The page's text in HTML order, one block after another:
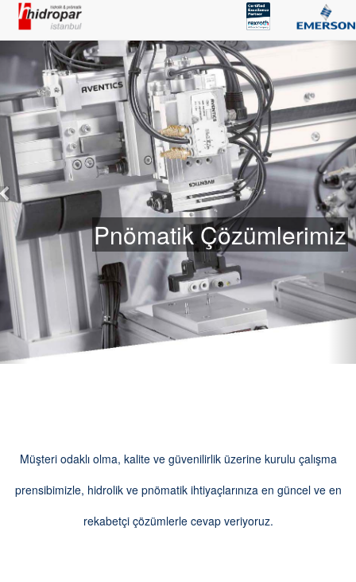
Pnömatik Çözümlerimiz
Müşteri odaklı olma, kalite ve güvenilirlik üzerine kurulu çalışma
prensibimizle, hidrolik ve pnömatik ihtiyaçlarınıza en güncel ve en
rekabetçi çözümlerle cevap veriyoruz.